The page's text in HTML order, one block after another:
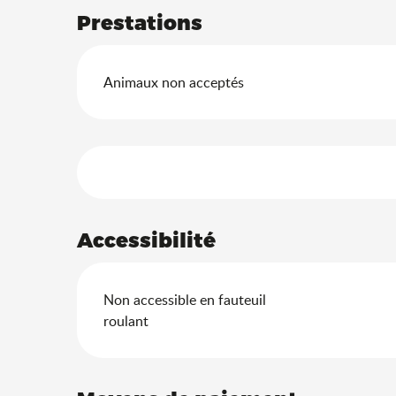
Prestations
Animaux non acceptés
Accessibilité
Non accessible en fauteuil
roulant